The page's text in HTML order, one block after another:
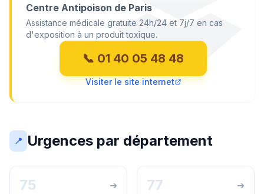
Centre Antipoison de Paris
Assistance médicale gratuite 24h/24 et 7j/7 en cas
d'exposition à un produit toxique.
📞 01 40 05 48 48
Visiter le site internet
📍 Urgences par département
75 ➔ 77 ➔